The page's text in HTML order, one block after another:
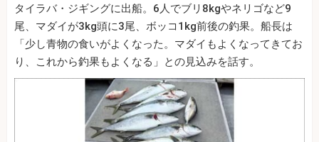
タイラバ・ジギングに出船。6人でブリ8kgやネリゴなど9
尾、マダイが3kg頭に3尾、ボッコ1kg前後の釣果。船長は
「少し青物の食いがよくなった。マダイもよくなってきてお
り、これから釣果もよくなる」との見込みを話す。